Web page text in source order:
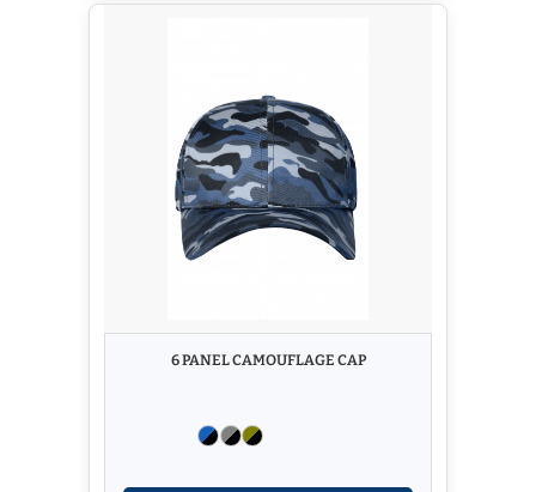
6 PANEL CAMOUFLAGE CAP